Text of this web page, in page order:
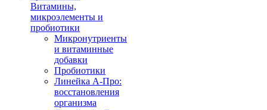
Витамины,
микроэлементы и
пробиотики
Микронутриенты
и витаминные
добавки
Пробиотики
Линейка А-Про:
восстановления
организма